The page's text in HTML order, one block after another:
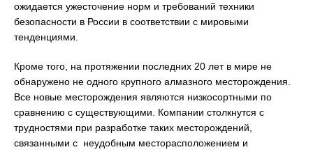
ожидается ужесточение норм и требований техники
безопасности в России в соответствии с мировыми
тенденциями.
Кроме того, на протяжении последних 20 лет в мире не
обнаружено не одного крупного алмазного месторождения.
Все новые месторождения являются низкосортными по
сравнению с существующими. Компании столкнутся с
трудностями при разработке таких месторождений,
связанными с неудобным месторасположением и